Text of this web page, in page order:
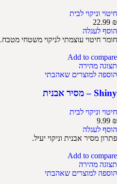
חיטוי וניקוי לבית
22.99 ₪
הוסף לעגלה
חומר חיטוי עוצמתי לניקוי משטחי מטבח.
Add to compare
תצוגה מהירה
הוספה למוצרים שאהבתי
Shiny – מסיר אבנית
חיטוי וניקוי לבית
9.99 ₪
הוסף לעגלה
פתרון מסיר אבנית וניקוי יעיל.
Add to compare
תצוגה מהירה
הוספה למוצרים שאהבתי